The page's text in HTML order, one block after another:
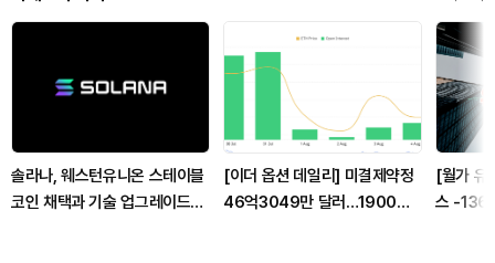
솔라나, 웨스턴유니온 스테이블
코인 채택과 기술 업그레이드로
[이더 옵션 데일리] 미결제약정
46억3049만 달러…1900달
[월가 유
스 -